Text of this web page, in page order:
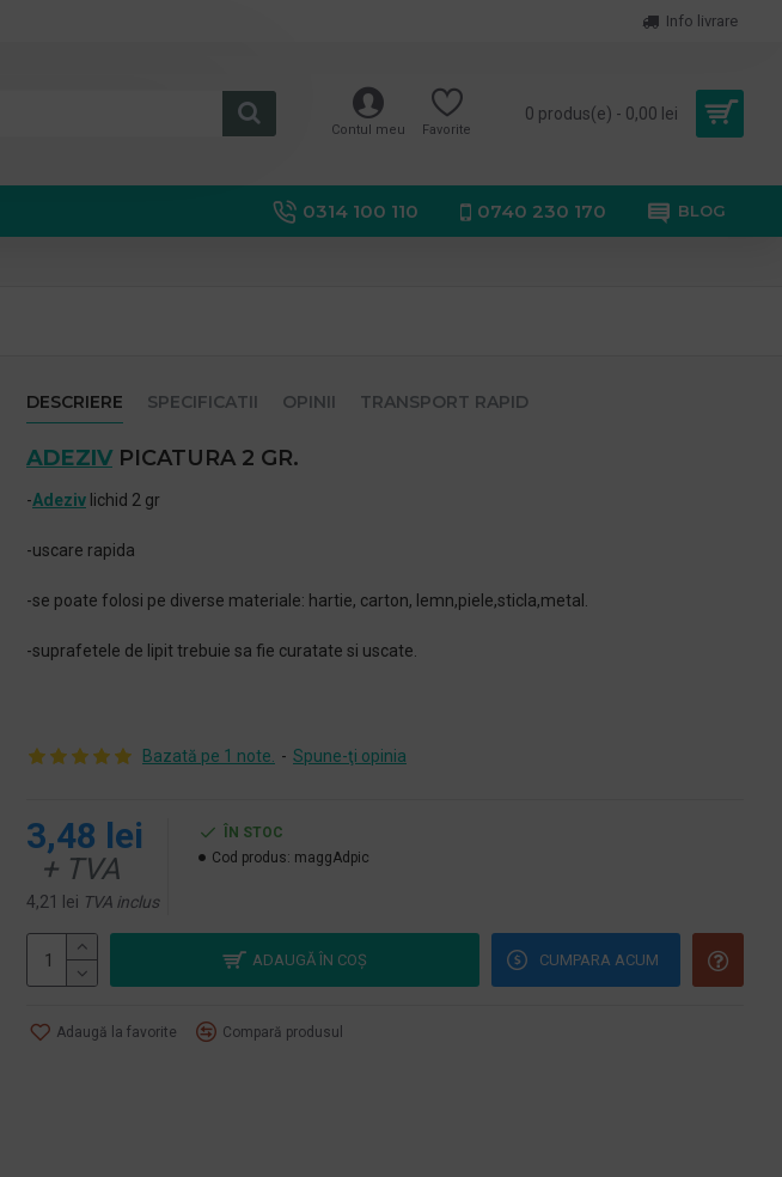
Info livrare
Contul meu Favorite
0 produs(e) - 0,00 lei
0314 100 110 0740 230 170 BLOG
DESCRIERE SPECIFICATII OPINII TRANSPORT RAPID
ADEZIVPICATURA 2 GR.
-Adeziv lichid 2 gr
-uscare rapida
-se poate folosi pe diverse materiale: hartie, carton, lemn,piele,sticla,metal.
-suprafetele de lipit trebuie sa fie curatate si uscate.
Bazată pe 1 note. - Spune-ţi opinia
3,48 lei
+ TVA
4,21 lei TVA inclus
ÎN STOC
Cod produs: maggAdpic
ADAUGĂ ÎN COŞ CUMPARA ACUM
Adaugă la favorite Compară produsul